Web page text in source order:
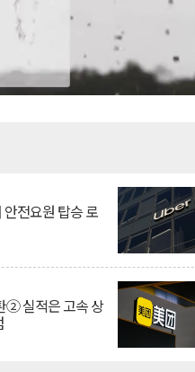
안전요원 탑승 로
② 실적은 고속 상